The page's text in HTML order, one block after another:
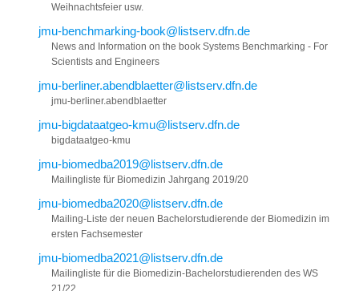
Weihnachtsfeier usw.
jmu-benchmarking-book@listserv.dfn.de
News and Information on the book Systems Benchmarking - For
Scientists and Engineers
jmu-berliner.abendblaetter@listserv.dfn.de
jmu-berliner.abendblaetter
jmu-bigdataatgeo-kmu@listserv.dfn.de
bigdataatgeo-kmu
jmu-biomedba2019@listserv.dfn.de
Mailingliste für Biomedizin Jahrgang 2019/20
jmu-biomedba2020@listserv.dfn.de
Mailing-Liste der neuen Bachelorstudierende der Biomedizin im
ersten Fachsemester
jmu-biomedba2021@listserv.dfn.de
Mailingliste für die Biomedizin-Bachelorstudierenden des WS
21/22